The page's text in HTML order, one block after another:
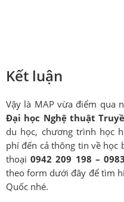
Kết luận
Vậy là MAP vừa điểm qua
Đại học Nghệ thuật
du học, chương trình học
phí đến cả thông tin về học
thoại0942 209 198 –
theo form dưới đây để tìm
Quốc nhé.